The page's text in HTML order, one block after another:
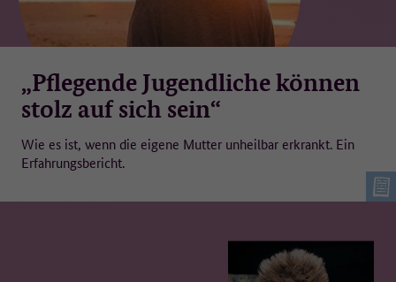
„Pflegende Jugendliche können
stolz auf sich sein“
Wie es ist, wenn die eigene Mutter unheilbar erkrankt. Ein
Erfahrungsbericht.